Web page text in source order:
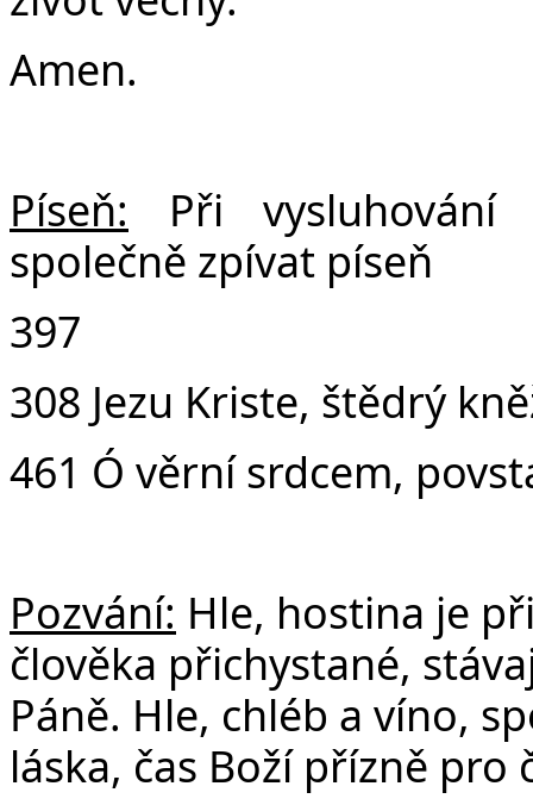
Amen.
Píseň: Při vysluhování
společně zpívat píseň
397
308 Jezu Kriste, štědrý
461 Ó věrní srdcem,
Pozvání: Hle, hostina je
člověka přichystané,
Páně. Hle, chléb a víno,
láska, čas Boží přízně pro